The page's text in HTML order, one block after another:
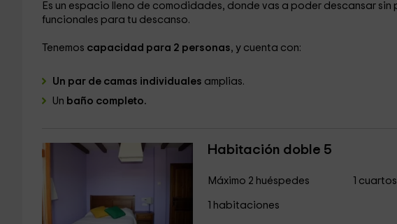
Es un espacio lleno de comodidades, donde vas a poder descansar
funcionales para tu descanso.
Tenemos capacidad para 2 personas, y cuenta con:
Un par de camas individuales amplias.
Un baño completo.
Habitación doble 5
Máximo 2 huéspedes
1 habitaciones
1